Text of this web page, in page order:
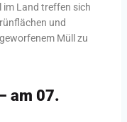
im Land treffen sich
und
Müll zu
am 07.